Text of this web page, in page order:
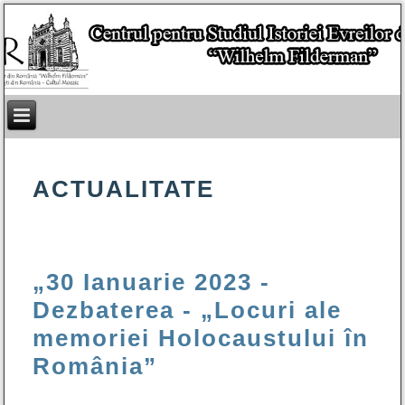
ACTUALITATE
„30 Ianuarie 2023 -
Dezbaterea - „Locuri ale
memoriei Holocaustului în
România”